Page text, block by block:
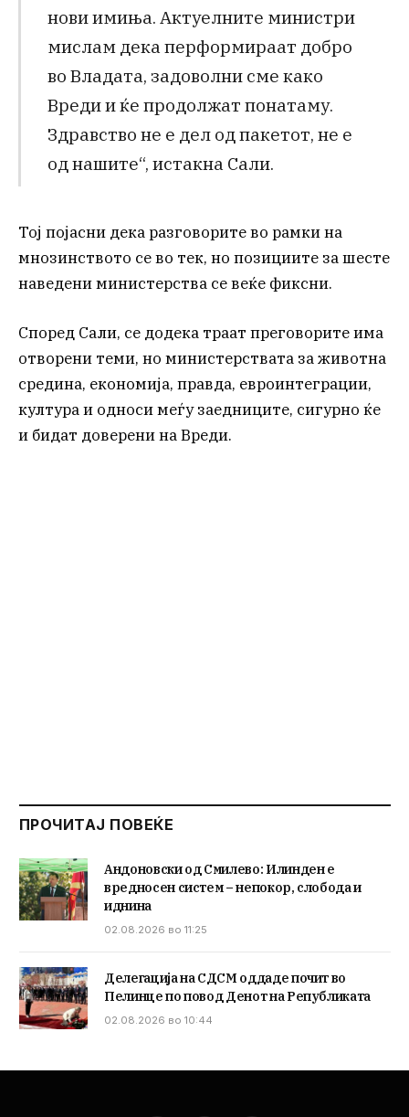
нови имиња. Актуелните министри
мислам дека перформираат добро
во Владата, задоволни сме како
Вреди и ќе продолжат понатаму.
Здравство не е дел од пакетот, не е
од нашите“, истакна Сали.
Тој појасни дека разговорите во рамки на
мнозинството се во тек, но позициите за шесте
наведени министерства се веќе фиксни.
Според Сали, се додека траат преговорите има
отворени теми, но министерствата за животна
средина, економија, правда, евроинтеграции,
култура и односи меѓу заедниците, сигурно ќе
и бидат доверени на Вреди.
ПРОЧИТАЈ ПОВЕЌЕ
Андоновски од Смилево: Илинден е
вредносен систем – непокор, слобода и
иднина
02.08.2026 во 11:25
Делегација на СДСМ оддаде почит во
Пелинце по повод Денот на Републиката
02.08.2026 во 10:44